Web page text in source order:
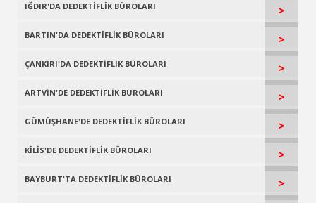
IĞDIR'DA DEDEKTİFLİK BÜROLARI >
BARTIN'DA DEDEKTİFLİK BÜROLARI >
ÇANKIRI'DA DEDEKTİFLİK BÜROLARI >
ARTVİN'DE DEDEKTİFLİK BÜROLARI >
GÜMÜŞHANE'DE DEDEKTİFLİK BÜROLARI >
KİLİS'DE DEDEKTİFLİK BÜROLARI >
BAYBURT'TA DEDEKTİFLİK BÜROLARI >